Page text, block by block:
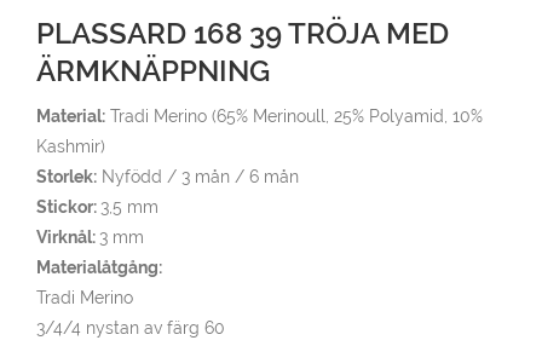
PLASSARD 168 39 TRÖJA MED
ÄRMKNÄPPNING
Material: Tradi Merino (65% Merinoull, 25% Polyamid, 10%
Kashmir)
Storlek: Nyfödd / 3 mån / 6 mån
Stickor: 3,5 mm
Virknål: 3 mm
Materialåtgång:
Tradi Merino
3/4/4 nystan av färg 60